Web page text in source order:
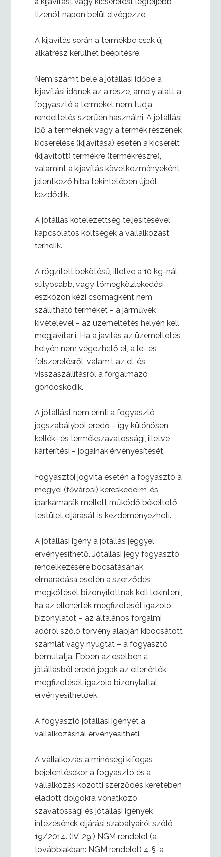
tizenöt napon belül elvégezze.
A kijavítás során a termékbe csak új
alkatrész kerülhet beépítésre,
Nem számít bele a jótállási időbe a
kijavítási időnek az a része, amely alatt a
fogyasztó a terméket nem tudja
rendeltetés szerűén használni. A jótállási
idő a terméknek vagy a termék részének
kicserélése (kijavítása) esetén a kicserélt
(kijavított) termékre (termékrészre),
valamint a kijavítás következményeként
jelentkező hiba tekintetében újból
kezdődik.
A jótállás kötelezettség teljesítésével
kapcsolatos költségek a vállalkozást
terhelik.
A rögzített bekötésű, illetve a 10 kg-nál
súlyosabb, vagy tömegközlekedési
eszközön kézi csomagként nem
szállítható terméket – a járművek
kivételével – az üzemeltetés helyén kell
megjavítani. Ha a javítás az üzemeltetés
helyén nem végezhető el, a le- és
felszerelésről, valamit az el. és
visszaszállításról a forgalmazó
gondoskodik.
A jótállást nem érinti a fogyasztó
jogszabályból eredő – így különösen
kellék- és termékszavatossági, illetve
kártérítési – jogainak érvényesítését.
Fogyasztói jogvita esetén a fogyasztó a
megyei (fővárosi) kereskedelmi és
iparkamarák mellett működő békéltető
testület eljárását is kezdeményezheti.
A jótállási igény a jótállás jeggyel
érvényesíthető. Jótállási jegy fogyasztó
rendelkezésére bocsátásának
elmaradása esetén a szerződés
megkötését bizonyítottnak kell tekinteni,
ha az ellenérték megfizetését igazoló
bizonylatot – az általános forgalmi
adóról szóló törvény alapján kibocsátott
számlát vagy nyugtát – a fogyasztó
bemutatja. Ebben az esetben a
jótállásból eredő jogok az ellenérték
megfizetését igazoló bizonylattal
érvényesíthetőek.
A fogyasztó jótállási igényét a
vállalkozásnál érvényesítheti.
A vállalkozás a minőségi kifogás
bejelentésekor a fogyasztó és a
vállalkozás közötti szerződés keretében
eladott dolgokra vonatkozó
szavatossági és jótállási igények
intézésének eljárási szabályairól szóló
19/2014. (IV. 29.) NGM rendelet (a
továbbiakban: NGM rendelet) 4. §-a